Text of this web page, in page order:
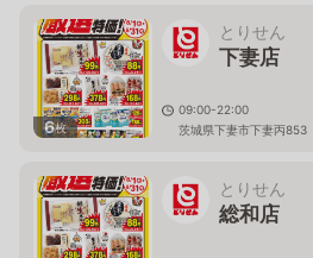
6枚
とりせん
下妻店
09:00-22:00
茨城県下妻市下妻丙853
とりせん
総和店